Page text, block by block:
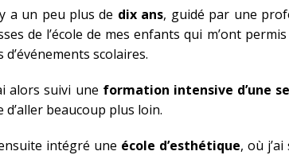
a un peu plus de dix ans, guidé par une
de l’école de mes enfants qui m’ont
scolaires.
alors suivi une formation intensive d’une
beaucoup plus loin.
intégré une école d’esthétique, où